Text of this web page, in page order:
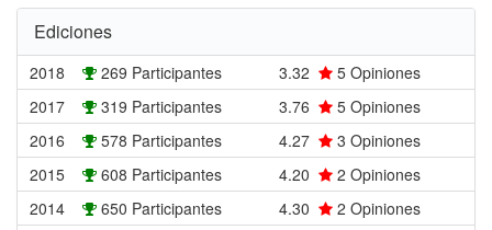
Ediciones
2018 269 Participantes 3.32 5 Opiniones
2017
319 Participantes 3.76 5 Opiniones
2016
578 Participantes 4.27 3 Opiniones
2015
608 Participantes 4.20 2 Opiniones
2014
650 Participantes 4.30 2 Opiniones